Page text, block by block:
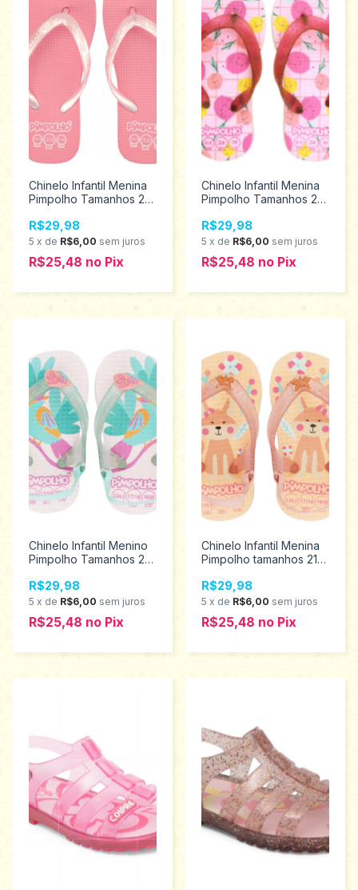
Chinelo Infantil Menina
Pimpolho Tamanhos 24
R$29,98
5 x de R$6,00 sem juros
R$25,48 no Pix
Chinelo Infantil Menina
Pimpolho Tamanhos 24
R$29,98
5 x de R$6,00 sem juros
R$25,48 no Pix
Chinelo Infantil Menino
Pimpolho Tamanhos 20
R$29,98
5 x de R$6,00 sem juros
R$25,48 no Pix
Chinelo Infantil Menina
Pimpolho tamanhos 21
R$29,98
5 x de R$6,00 sem juros
R$25,48 no Pix